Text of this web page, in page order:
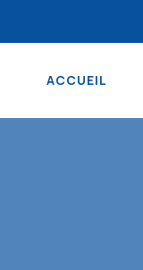
ACCUEIL